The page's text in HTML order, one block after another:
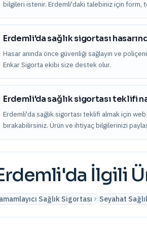
bilgileri istenir. Erdemli'daki talebiniz için form,
Erdemli'da sağlık sigortası
Hasar anında önce güvenliği sağlayın ve
Enkar Sigorta ekibi size destek olur.
Erdemli'da sağlık sigortası teklifi
Erdemli'da sağlık sigortası teklifi almak için
bırakabilirsiniz. Ürün ve ihtiyaç bilgilerinizi
'da İlgili
Sağlık Sigortası Seyahat